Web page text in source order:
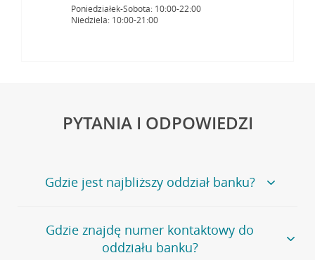
Poniedziałek-Sobota: 10:00-22:00
Niedziela: 10:00-21:00
PYTANIA I ODPOWIEDZI
Gdzie jest najbliższy oddział banku?
Jeśli szukasz oddziału naszego banku, zapraszamy na
stronęPlacówki i bankomaty, na której znajduje się
wygodna wyszukiwarka.
Gdzie znajdę numer kontaktowy do
oddziału banku?